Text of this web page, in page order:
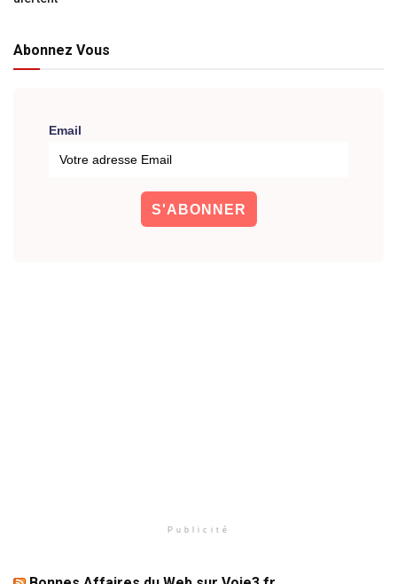
Abonnez Vous
Email
Publicité